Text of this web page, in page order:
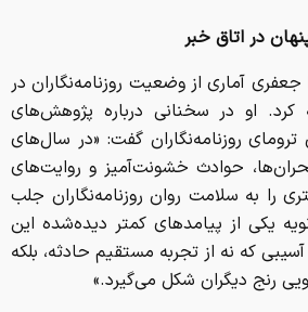
در اتاق خبر
آماری از وضعیت روزنامه‌نگاران در
کرد. او در سخنانی درباره پژوهش‌های
روزنامه‌نگاران گفت: «در سال‌های
حوادث خشونت‌آمیز و روایت‌های
را به سلامت روان روزنامه‌نگاران جلب
یکی از پیامدهای کمتر دیده‌شده این
که نه از تجربه مستقیم حادثه، بلکه
رنج دیگران شکل می‌گیرد.»